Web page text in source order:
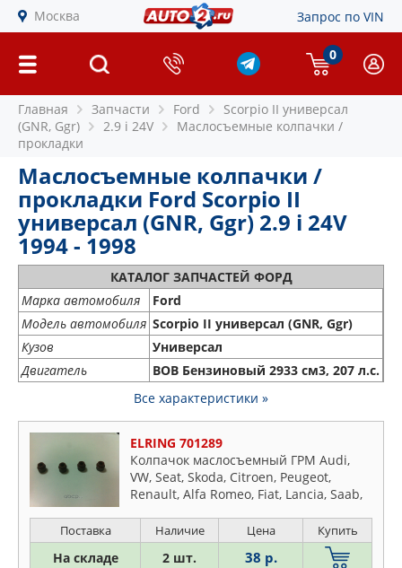
Москва Запрос по VIN
0
Главная Запчасти Ford
Scorpio II универсал
(GNR, Ggr)
2.9 i 24V
Маслосъемные колпачки /
прокладки
Маслосъемные колпачки /
прокладки Ford Scorpio II
универсал (GNR, Ggr) 2.9 i 24V
1994 - 1998
КАТАЛОГ ЗАПЧАСТЕЙ ФОРД
Марка автомобиля
Ford
Модель автомобиля Scorpio II универсал (GNR, Ggr)
Кузов
Универсал
Двигатель
BOB Бензиновый 2933 см3, 207 л.с.
Все характеристики »
ELRING 701289
Колпачок маслосъемный ГРМ Audi,
VW, Seat, Skoda, Citroen, Peugeot,
Renault, Alfa Romeo, Fiat, Lancia, Saab,
Поставка Наличие Цена Купить
На складе 2 шт. 38 р.